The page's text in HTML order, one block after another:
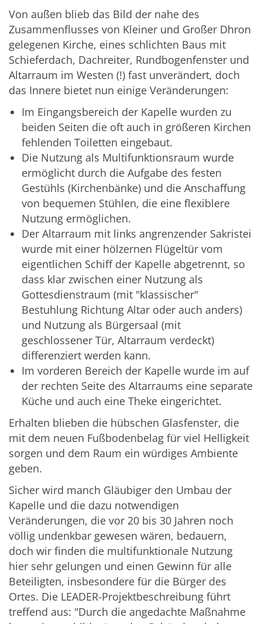
Von außen blieb das Bild der nahe des
Zusammenflusses von Kleiner und Großer Dhron
gelegenen Kirche, eines schlichten Baus mit
Schieferdach, Dachreiter, Rundbogenfenster und
Altarraum im Westen (!) fast unverändert, doch
das Innere bietet nun einige Veränderungen:
Im Eingangsbereich der Kapelle wurden zu
beiden Seiten die oft auch in größeren Kirchen
fehlenden Toiletten eingebaut.
Die Nutzung als Multifunktionsraum wurde
ermöglicht durch die Aufgabe des festen
Gestühls (Kirchenbänke) und die Anschaffung
von bequemen Stühlen, die eine flexiblere
Nutzung ermöglichen.
Der Altarraum mit links angrenzender Sakristei
wurde mit einer hölzernen Flügeltür vom
eigentlichen Schiff der Kapelle abgetrennt, so
dass klar zwischen einer Nutzung als
Gottesdienstraum (mit "klassischer"
Bestuhlung Richtung Altar oder auch anders)
und Nutzung als Bürgersaal (mit
geschlossener Tür, Altarraum verdeckt)
differenziert werden kann.
Im vorderen Bereich der Kapelle wurde im auf
der rechten Seite des Altarraums eine separate
Küche und auch eine Theke eingerichtet.
Erhalten blieben die hübschen Glasfenster, die
mit dem neuen Fußbodenbelag für viel Helligkeit
sorgen und dem Raum ein würdiges Ambiente
geben.
Sicher wird manch Gläubiger den Umbau der
Kapelle und die dazu notwendigen
Veränderungen, die vor 20 bis 30 Jahren noch
völlig undenkbar gewesen wären, bedauern,
doch wir finden die multifunktionale Nutzung
hier sehr gelungen und einen Gewinn für alle
Beteiligten, insbesondere für die Bürger des
Ortes. Die LEADER-Projektbeschreibung führt
treffend aus: "Durch die angedachte Maßnahme